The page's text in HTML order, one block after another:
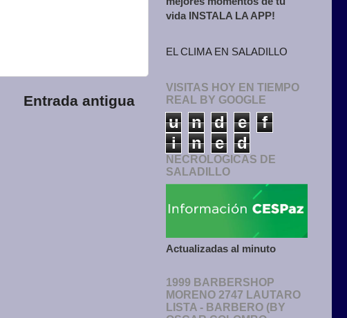
Entrada antigua
vida INSTALA LA APP!
EL CLIMA EN SALADILLO
VISITAS HOY EN TIEMPO
REAL BY GOOGLE
u n d e
f
i
n e d
NECROLOGICAS DE
SALADILLO
Actualizadas al minuto
1999 BARBERSHOP
MORENO 2747 LAUTARO
LISTA - BARBERO (BY